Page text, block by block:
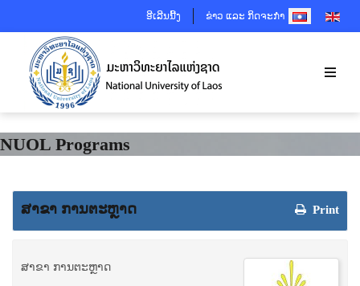
ອີເລີນນີ້ງ ຂ່າວ ແລະ ກິດຈະກຳSELECT YOUR
NUOL Programs
Print
ສາຂາ ການຕະຫຼາດ
ສາຂາ ການຕະຫຼາດ